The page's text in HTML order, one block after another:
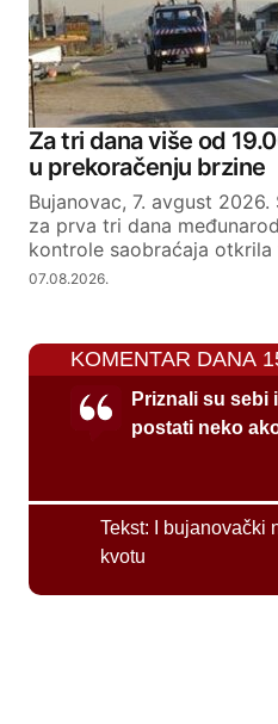
Za tri dana više od
u prekoračenju brzine
Bujanovac, 7. avgust
za prva tri dana
kontrole saobraćaja
07.08.2026.
KOMENTAR DANA
Priznali su sebi
postati neko
Tekst:
I
kvotu